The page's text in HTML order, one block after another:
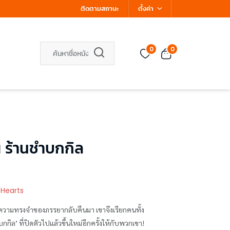
ติดตามสถานะ ตั้งค่า
0 0
านชำบกกิล
Hearts
ามทรงจำของภรรยากลับคืนมา เขาจึงเรียกคนทั้ง
กิล’ ที่ปิดตัวไปแล้วขึ้นใหม่อีกครั้งให้กับพวกเขา!